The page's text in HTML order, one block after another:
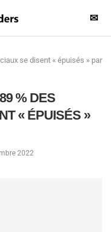
✉
se disent « épuisés » par
% DES
« ÉPUISÉS »
2022